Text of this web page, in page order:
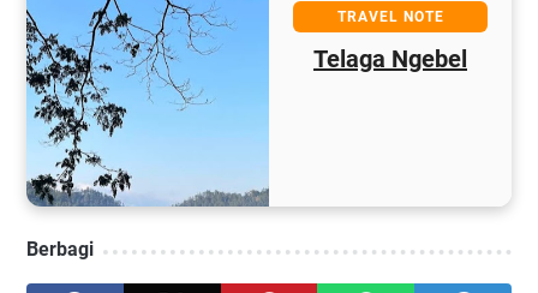
TRAVEL NOTE
Telaga Ngebel
Berbagi